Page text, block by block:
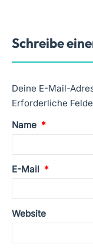
Schreibe
Deine E-Mail-
Erforderliche
Name *
E-Mail *
Website